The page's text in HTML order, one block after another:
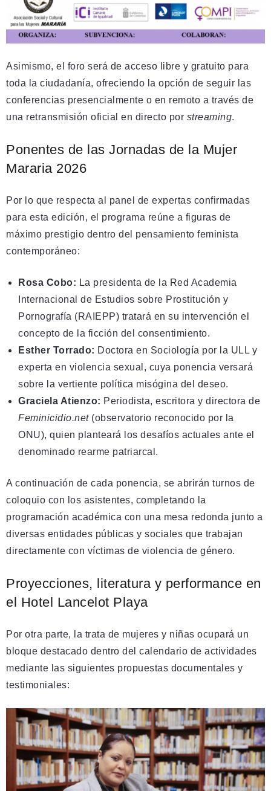
Asimismo, el foro será de acceso libre y gratuito para
toda la ciudadanía, ofreciendo la opción de seguir las
conferencias presencialmente o en remoto a través de
una retransmisión oficial en directo por streaming.
Ponentes de las Jornadas de la Mujer
Mararia 2026
Por lo que respecta al panel de expertas confirmadas
para esta edición, el programa reúne a figuras de
máximo prestigio dentro del pensamiento feminista
contemporáneo:
Rosa Cobo: La presidenta de la Red Academia
Internacional de Estudios sobre Prostitución y
Pornografía (RAIEPP) tratará en su intervención el
concepto de la ficción del consentimiento.
Esther Torrado: Doctora en Sociología por la ULL y
experta en violencia sexual, cuya ponencia versará
sobre la vertiente política misógina del deseo.
Graciela Atienzo: Periodista, escritora y directora de
Feminicidio.net(observatorio reconocido por la
ONU), quien planteará los desafíos actuales ante el
denominado rearme patriarcal.
A continuación de cada ponencia, se abrirán turnos de
coloquio con los asistentes, completando la
programación académica con una mesa redonda junto a
diversas entidades públicas y sociales que trabajan
directamente con víctimas de violencia de género.
Proyecciones, literatura y performance en
el Hotel Lancelot Playa
Por otra parte, la trata de mujeres y niñas ocupará un
bloque destacado dentro del calendario de actividades
mediante las siguientes propuestas documentales y
testimoniales: